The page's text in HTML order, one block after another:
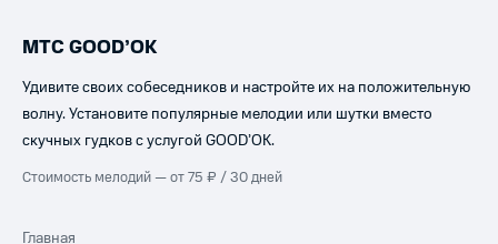
МТС GOOD’OK
Удивите своих собеседников и настройте их на положительную
волну. Установите популярные мелодии или шутки вместо
скучных гудков с услугой GOOD’OK.
Стоимость мелодий — от 75 ₽ / 30 дней
Главная